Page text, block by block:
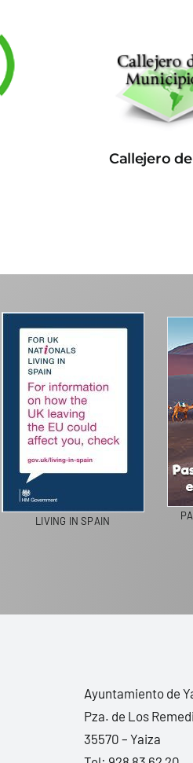
Callejero
LIVING IN SPAIN
Ayuntamiento de
Pza. de Los
35570 – Yaiza